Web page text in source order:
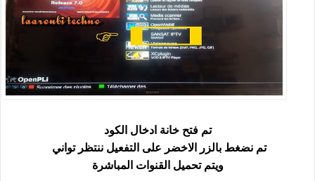
تم فتح خانة ادخال الكود
تم نضغط بالزر الاخضر على التفعيل ننتظر تواني
ويتم تحميل القنوات المباشرة